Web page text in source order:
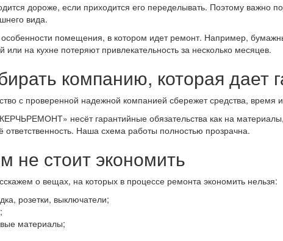
дороже, если приходится его переделывать. Поэтому важно
вида.
помещения, в котором идет ремонт. Например,
или на кухне потеряют привлекательность за несколько месяцев.
компанию, которая дает
с проверенной надежной компанией сбережет средства, время
несёт гарантийные обязательства как на
ответственность. Наша схема работы полностью прозрачна.
не стоит экономить
о вещах, на которых в процессе ремонта экономить нельзя:
розетки, выключатели;
материалы;